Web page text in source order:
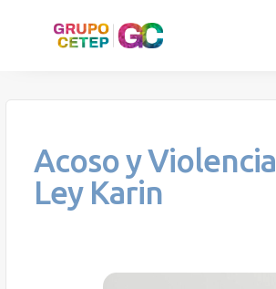
Acoso y
Ley Karin